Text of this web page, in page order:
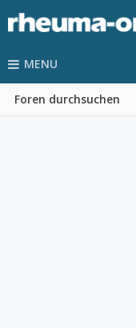
MENU
Foren durchsuchen